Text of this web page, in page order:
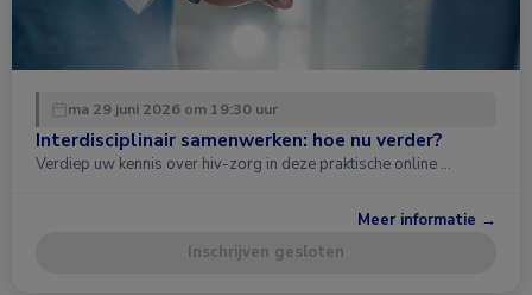
ma 29 juni 2026 om 19:30 uur
Interdisciplinair samenwerken: hoe nu verder?
Verdiep uw kennis over hiv-zorg in deze praktische online …
Meer informatie →
Inschrijven gesloten